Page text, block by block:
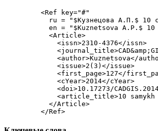
    <Ref key="#"
ru = "$Кузнецова А.П.$ 10
en = "$Kuznetsova A.P.$
      <Article>
        <issn>2310-4376</issn>
<author>Kuznetsova</
        <issue>2(3)</issue>
<first_page>127</
        <cYear>2014</cYear>
<doi>10.17273/
<article_title>10
      </Article>